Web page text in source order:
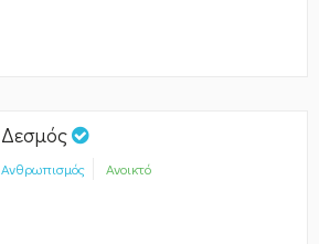
Δεσμός
Ανθρωπισμός Ανοικτό